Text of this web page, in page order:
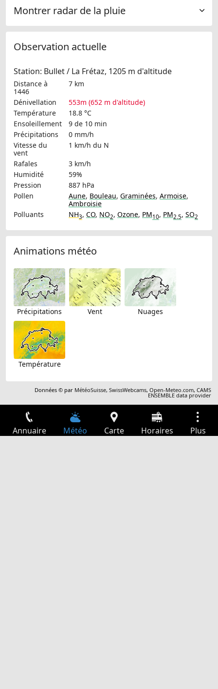
Montrer radar de la pluie
Observation actuelle
Station: Bullet / La Frétaz, 1205 m d'altitude
Distance à
1446
7 km
Dénivellation
553m (652 m d'altitude)
Température
18.8 °C
Ensoleillement
9 de 10 min
Précipitations
0 mm/h
Vitesse du
vent
1 km/h du N
Rafales
3 km/h
Humidité
59%
Pression
887 hPa
Pollen
Aune, Bouleau, Graminées, Armoise,
Ambroisie
Polluants
NH3, CO, NO2, Ozone, PM10, PM2.5, SO2
Animations météo
Précipitations Vent Nuages
Température
Données © par MétéoSuisse,SwissWebcams,Open-Meteo.com,CAMS
ENSEMBLE data provider
Annuaire Météo Carte Horaires Plus